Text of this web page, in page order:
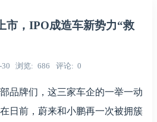
市，IPO成造车新势力“救
浏览 686 评论 0
品牌们，这三家车企的一举一动
日前，蔚来和小鹏再一次被拥簇